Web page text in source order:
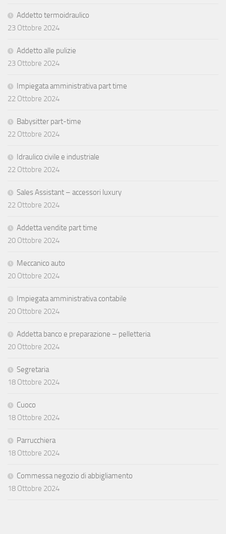
Addetto termoidraulico
23 Ottobre 2024
Addetto alle pulizie
23 Ottobre 2024
Impiegata amministrativa part time
22 Ottobre 2024
Babysitter part-time
22 Ottobre 2024
Idraulico civile e industriale
22 Ottobre 2024
Sales Assistant – accessori luxury
22 Ottobre 2024
Addetta vendite part time
20 Ottobre 2024
Meccanico auto
20 Ottobre 2024
Impiegata amministrativa contabile
20 Ottobre 2024
Addetta banco e preparazione – pelletteria
20 Ottobre 2024
Segretaria
18 Ottobre 2024
Cuoco
18 Ottobre 2024
Parrucchiera
18 Ottobre 2024
Commessa negozio di abbigliamento
18 Ottobre 2024